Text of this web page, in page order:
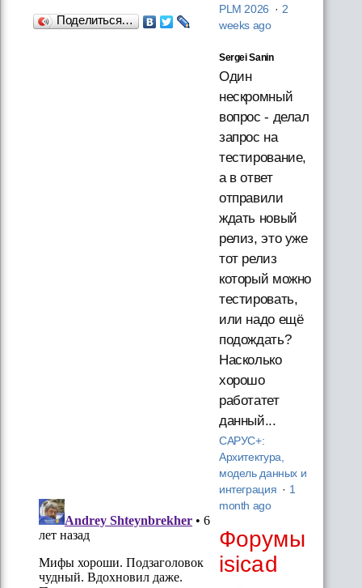
Поделиться…
PLM 2026 · 2
weeks ago
Sergei Sanin
Один
нескромный
вопрос - делал
запрос на
тестирование,
а в ответ
отправили
ждать новый
релиз, это уже
тот релиз
который можно
тестировать,
или надо ещё
подождать?
Насколько
хорошо
работатет
данный...
САРУС+:
Архитектура,
модель данных и
интеграция · 1
month ago
Форумы
isicad